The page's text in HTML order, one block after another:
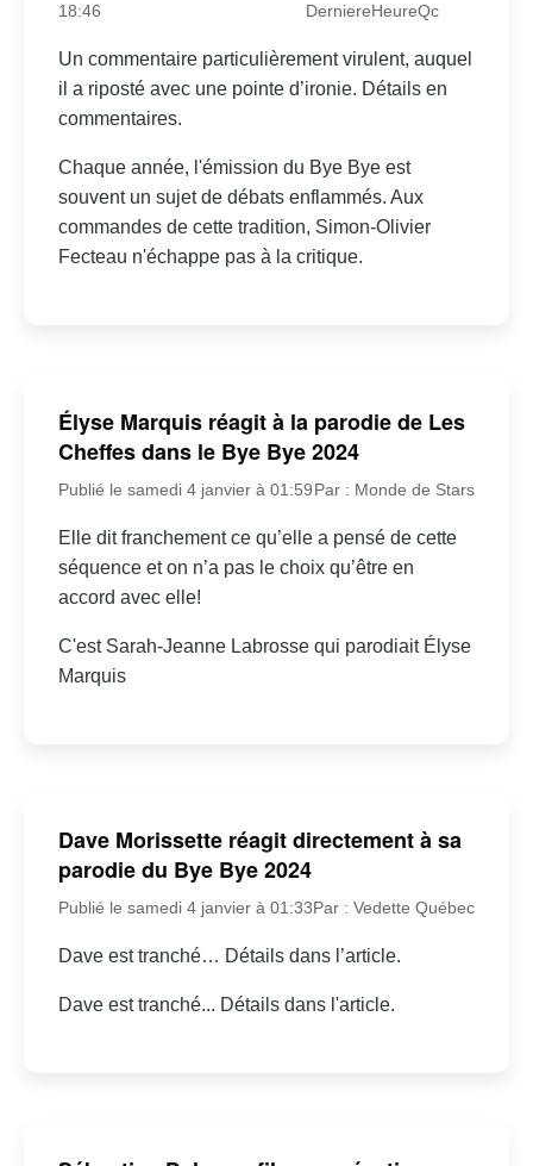
18:46
DerniereHeureQc
Un commentaire particulièrement virulent, auquel
il a riposté avec une pointe d’ironie. Détails en
commentaires.
Chaque année, l'émission du Bye Bye est
souvent un sujet de débats enflammés. Aux
commandes de cette tradition, Simon-Olivier
Fecteau n'échappe pas à la critique.
Élyse Marquis réagit à la parodie de Les
Cheffes dans le Bye Bye 2024
Publié le samedi 4 janvier à 01:59Par : Monde de Stars
Elle dit franchement ce qu’elle a pensé de cette
séquence et on n’a pas le choix qu’être en
accord avec elle!
C'est Sarah-Jeanne Labrosse qui parodiait Élyse
Marquis
Dave Morissette réagit directement à sa
parodie du Bye Bye 2024
Publié le samedi 4 janvier à 01:33Par : Vedette Québec
Dave est tranché… Détails dans l’article.
Dave est tranché... Détails dans l'article.